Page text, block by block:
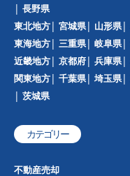
長野県
東北地方
宮城県 山形県
東海地方
三重県 岐阜県
近畿地方
京都府 兵庫県
関東地方
千葉県 埼玉県
茨城県
カテゴリー
不動産売却